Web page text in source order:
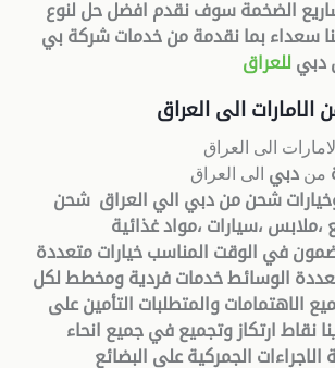
الضخمة سوف نقدم افضل حل لنوع
سعداء بما نقدمة من خدمات شركة بي
دبي للعراق
الى العراق
الى العراق
من دبي الى العراق
شحن من دبي الي العراق شحن
،ملابس ،سيارات ،مواد غذائية
في الوقت المناسب خيارات متعددة
الوسائط خدمات فردية ومخطط لكل
الاهتمامات والمتطلبات التأمين على
نقاط ارتكاز وتجميع في جميع انحاء
الاجراءات الجمركية على البضائع